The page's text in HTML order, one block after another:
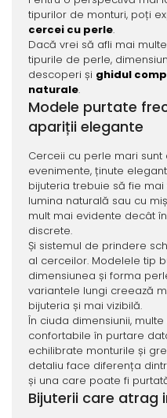
tipurilor de monturi, poți
cercei cu perle.
Dacă vrei să afli mai
tipurile de perle,
descoperi și ghidul
naturale.
Modele purtate
apariții elegante
Cerceii cu perle mari
evenimente, ținute
bijuteria trebuie să fie
lumina naturală sau cu
mult mai evidente decât
discrete.
Și sistemul de prindere
al cerceilor. Modelele tip
dimensiunea și forma
variantele lungi creează
bijuteria și mai vizibilă.
În ciuda dimensiunii,
confortabile în purtare
echilibrate monturile și
detaliu face diferența
și una care poate fi
Bijuterii care atrag